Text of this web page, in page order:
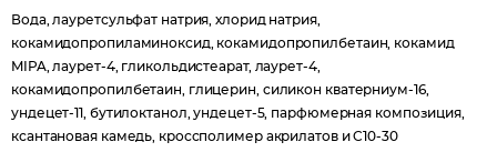
Вода, лауретсульфат натрия, хлорид натрия,
кокамидопропиламиноксид, кокамидопропилбетаин, кокамид
MIPA, лаурет-4, гликольдистеарат, лаурет-4,
кокамидопропилбетаин, глицерин, силикон кватерниум-16,
ундецет-11, бутилоктанол, ундецет-5, парфюмерная композиция,
ксантановая камедь, кроссполимер акрилатов и C10-30